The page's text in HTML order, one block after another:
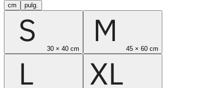
cm pulg.
30 × 40 cm 45 × 60 cm